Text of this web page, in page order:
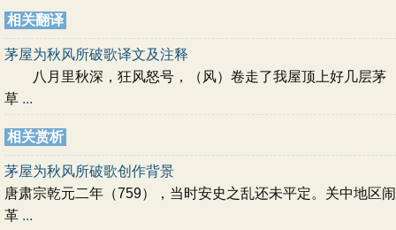
相关翻译
茅屋为秋风所破歌译文及注释
八月里秋深，狂风怒号，（风）卷走了我屋顶上好几层茅
草 ...
相关赏析
茅屋为秋风所破歌创作背景
唐肃宗乾元二年（759），当时安史之乱还未平定。关中地区闹
革 ...